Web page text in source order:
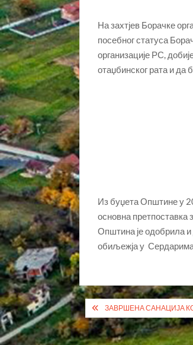
На захтјев Борачке
посебног статуса
организације РС,
отаџбинског рата и да
Из буџета Општине у
основна
Општина је одобрила
обиљежја у Сердарима
Кретање
чланка
ЗАВРШЕНА САНАЦИЈА